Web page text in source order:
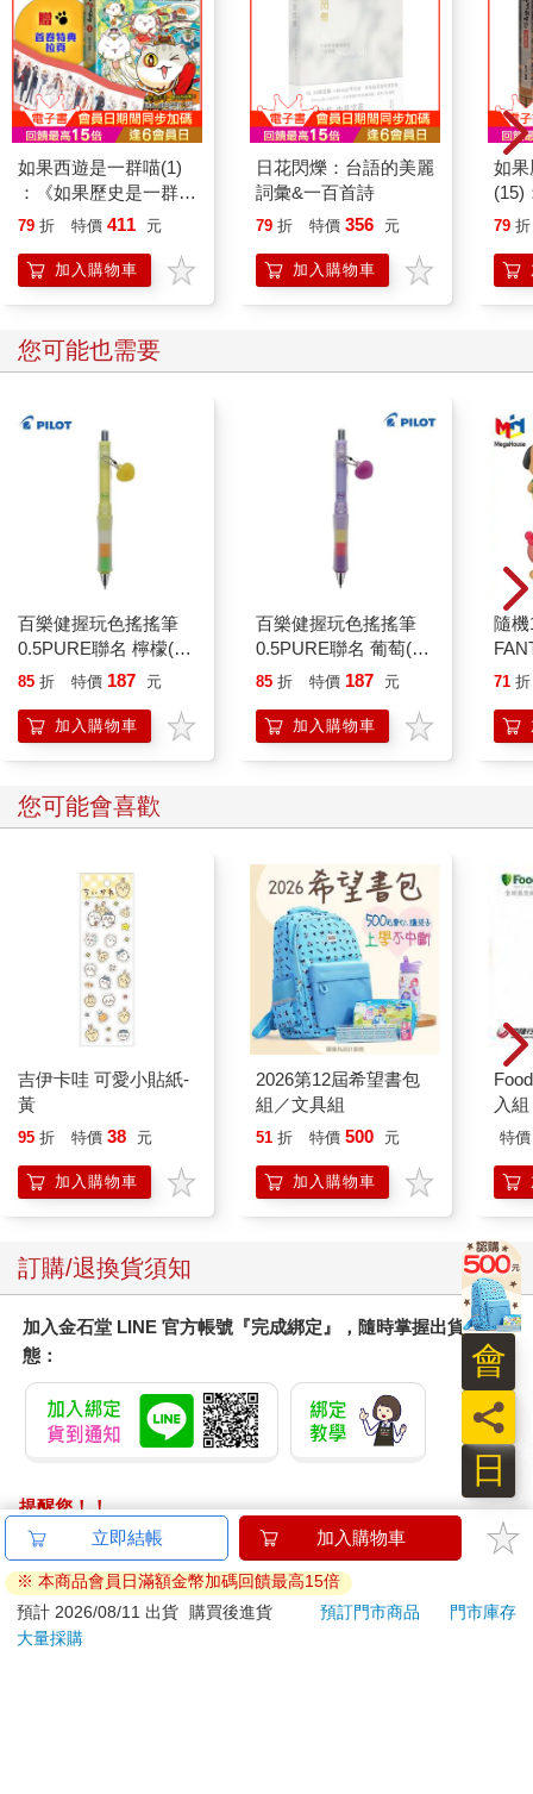
如果西遊是一群喵(1)
：《如果歷史是一群
喵》作者最新力作，附
79 折 特價 411 元
加入購物車
日花閃爍：台語的美麗
詞彙&一百首詩
79 折 特價 356 元
加入購物車
如
(15)
貓
79 折
您可能也需要
百樂健握玩色搖搖筆
0.5PURE聯名 檸檬(限
量)
85 折 特價 187 元
加入購物車
百樂健握玩色搖搖筆
0.5PURE聯名 葡萄(限
量)
85 折 特價 187 元
加入購物車
隨
熱
蒂
樂蒂
71 折
您可能會喜歡
吉伊卡哇 可愛小貼紙-
黃
95 折 特價 38 元
加入購物車
2026第12屆希望書包
組／文具組
51 折 特價 500 元
加入購物車
入組
特價
訂購/退換貨須知
加入金石堂 LINE 官方帳號『完成綁定』，隨時掌握出貨動
態：
提醒您！！
金石堂及銀行均不會請您操作ATM! 如接獲電話要求您前往
ATM提款機，請不要聽從指示，以免受騙上當！
退換貨須知：
**提醒您，鑑賞期不等於試用期，退回商品須為全新狀態**
立即結帳 加入購物車
※ 本商品會員日滿額金幣加碼回饋最高15倍
預計 2026/08/11 出貨
購買後進貨 預訂門市商品
門市庫存
大量採購
日
員
會